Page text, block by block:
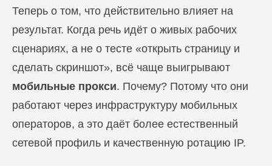
Теперь о том, что действительно влияет на
результат. Когда речь идёт о живых рабочих
сценариях, а не о тесте «открыть страницу и
сделать скриншот», всё чаще выигрывают
мобильные прокси. Почему? Потому что они
работают через инфраструктуру мобильных
операторов, а это даёт более естественный
сетевой профиль и качественную ротацию IP.